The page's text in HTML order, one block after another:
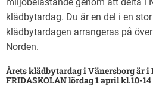
klädbytardag. Du är en del i en
klädbytardagen arrangeras på
Norden.
Årets klädbytardag i Vänersborg är i
FRIDASKOLAN lördag 1 april kl.10-14